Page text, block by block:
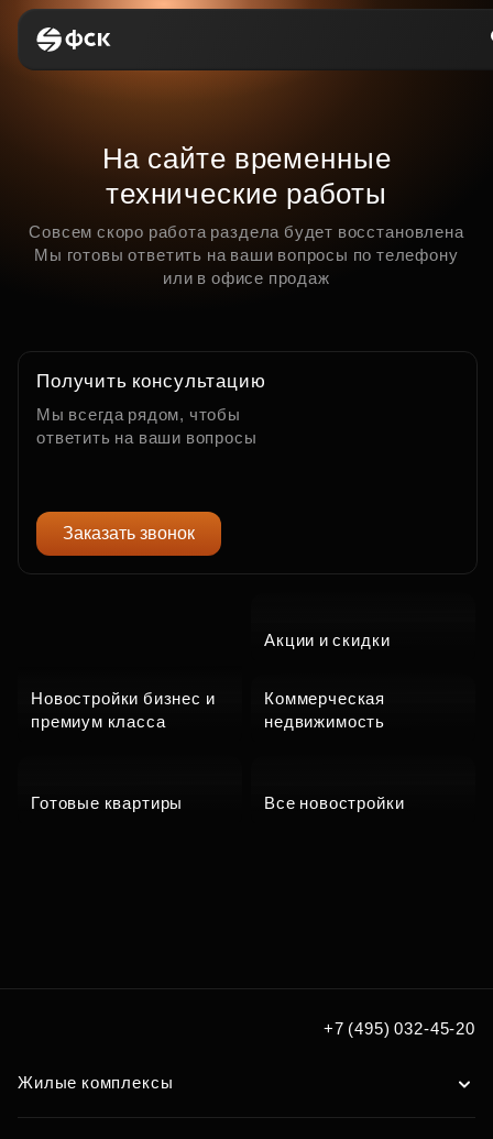
На сайте временные
технические работы
Совсем скоро работа раздела будет восстановлена
Мы готовы ответить на ваши вопросы по телефону
или в офисе продаж
Получить консультацию
Мы всегда рядом, чтобы
ответить на ваши вопросы
Заказать звонок
Новостройки бизнес и
премиум класса
Акции и скидки
Коммерческая
недвижимость
Готовые квартиры Все новостройки
+7 (495) 032-45-20
Жилые комплексы